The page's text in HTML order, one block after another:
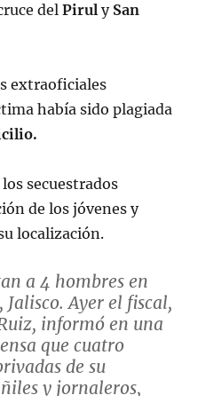
delPirul y San
extraoficiales
había sido plagiada
secuestrados
de los jóvenes y
localización.
a 4 hombres en
Jalisco. Ayer el fiscal,
informó en una
que cuatro
de su
y jornaleros,